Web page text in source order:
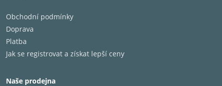
Obchodní podmínky
Doprava
Platba
Jak se registrovat a získat lepší ceny
Naše prodejna